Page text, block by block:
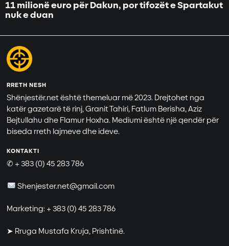
11 milionë euro për Dakun, por tifozët e Spartakut
nuk e duan
RRETH NESH
Shënjestër.net është themeluar më 2023. Drejtohet nga
katër gazetarë të rinj, Granit Tahiri, Fatlum Berisha, Aziz
Bejtullahu dhe Flamur Hoxha. Mediumi është një qendër për
biseda rreth lajmeve dhe ideve.
KONTAKTI
✆ + 383 (0) 45 283 786
Shenjester.net@gmail.com
Marketing: + 383 (0) 45 283 786
➤ Rruga Mustafa Kruja, Prishtinë.